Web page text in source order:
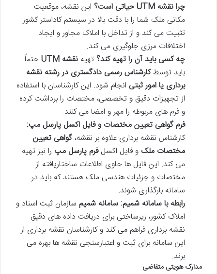
چرا نقشه UTM حیاتی است؟
این نقشه، موقعیت
مکانی ملک شما را با دقت بالا در سیستم کاداستر کشور
تثبیت می کند و از تداخل با املاک مجاور و ایجاد
اختلافات مرزی جلوگیری می کند.
چه کسی باید آن را تهیه کند؟ تهیه نقشه UTM
حتماً
باید توسطکارشناس رسمی دادگستری در رشته نقشه
برداری یا امور ثبتی انجام شود. این کارشناسان با استفاده
از تجهیزات دقیق و تخصصی، مختصات را برداشت کرده
و فرم های مربوطه را مهر و امضا می کنند.
فرم گواهی تعیین مختصات و فایل اکسل پارسل مپ:
کارشناس نقشه برداری علاوه بر نقشه،گواهی تعیین
مختصات ملک و فایل اکسلفرم پارسل مپ را نیز تهیه
می کند. این فایل ها حاوی اطلاعات ساختاریافته از
مختصات و جزئیات هندسی ملک هستند که باید در
سامانه بارگذاری شوند.
رابطه با سامانه شمیم: سامانه شمیم سازمان ثبت اسناد و
املاک کشور، زیرساختی برای دریافت داده های دقیق
نقشه برداری فراهم می کند و کارشناسان نقشه برداری از
این سامانه برای ثبت و اعتبارسنجی نقشه ها بهره می
برند.
مدارک هویتی متقاضی